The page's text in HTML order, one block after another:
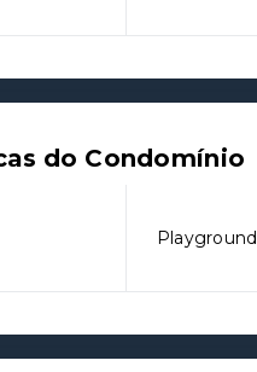
do Condomínio
Playground